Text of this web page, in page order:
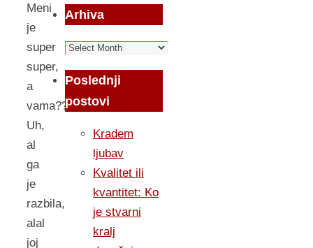
Meni
je
super
super,
a
vama??
Uh,
al
ga
je
razbila,
alal
joj
Arhiva
Arhiva
Poslednji
postovi
Kradem
ljubav
Kvalitet ili
kvantitet: Ko
je stvarni
kralj